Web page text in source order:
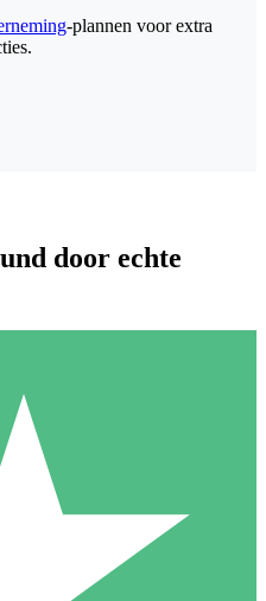
Geen maandelijkse
-plannen voor extra
door echte